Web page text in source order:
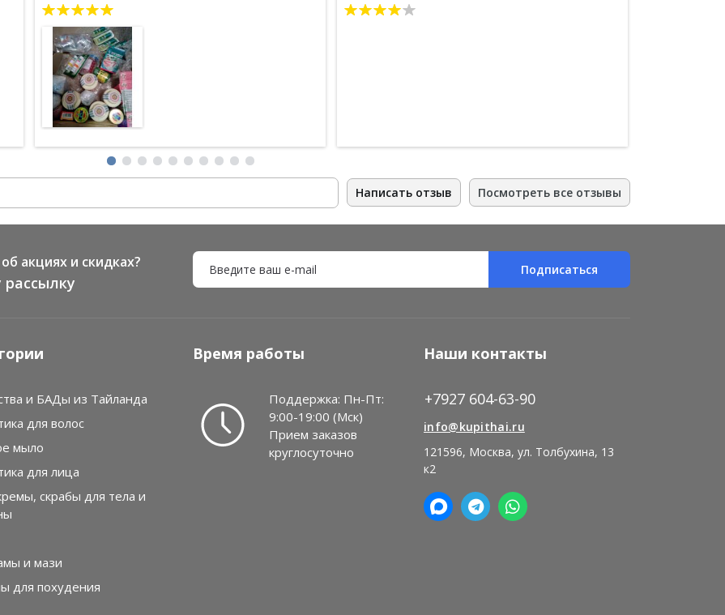
как здесь! уже хочу сделать новый заказ других
продуктов! Упаковано все на 5+!
Написать отзыв Посмотреть все отзывы
акциях и скидках? Подписаться
и БАДы из Тайланда
для волос
мыло
для лица
скрабы для тела и
и мази
для похудения
Время работы
Поддержка: Пн-Пт:
9:00-19:00 (Мск)
Прием заказов
круглосуточно
Наши контакты
+7927 604-63-90
info@kupithai.ru
121596, Москва, ул. Толбухина, 13
к2